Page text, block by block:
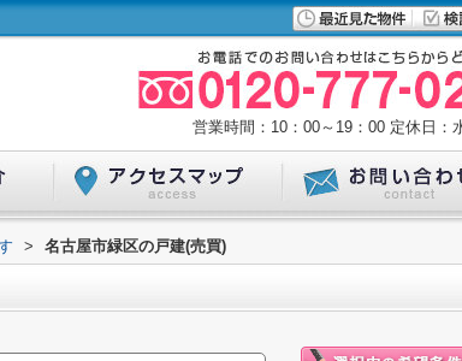
営業時間：10：00～19：00 定休日：
> 名古屋市緑区の戸建(売買)